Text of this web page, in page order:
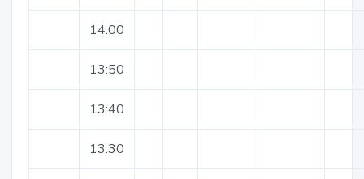
14:00
13:50
13:40
13:30